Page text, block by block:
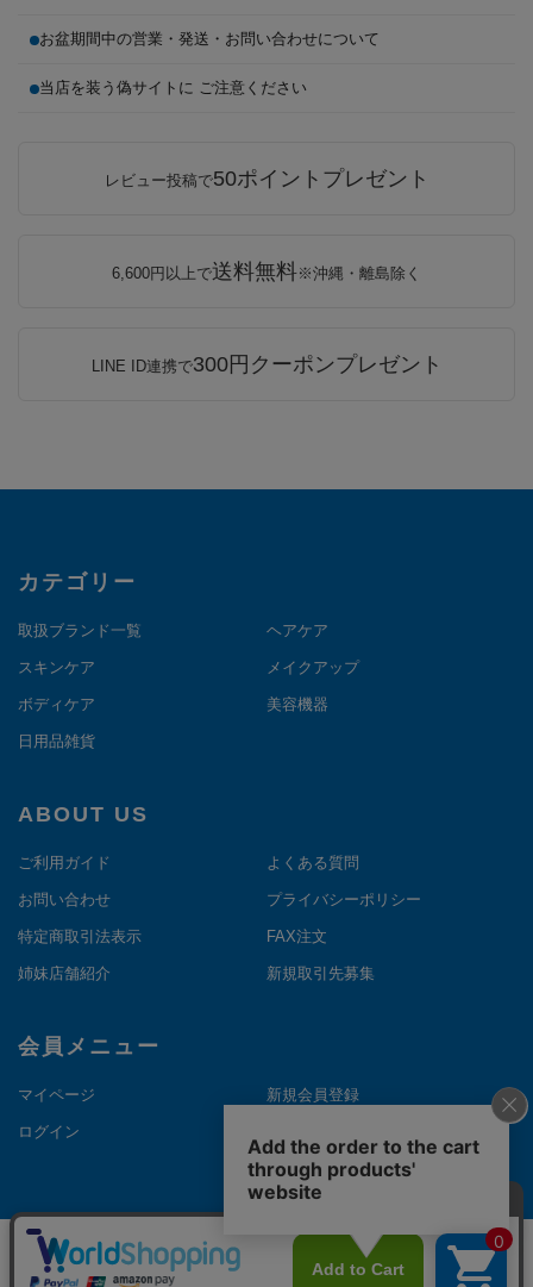
お盆期間中の営業・発送・お問い合わせについて
当店を装う偽サイトに ご注意ください
レビュー投稿で50ポイントプレゼント
6,600円以上で送料無料※沖縄・離島除く
LINE ID連携で300円クーポンプレゼント
カテゴリー
取扱ブランド一覧 ヘアケア
スキンケア メイクアップ
ボディケア 美容機器
日用品雑貨
ABOUT US
ご利用ガイド よくある質問
お問い合わせ プライバシーポリシー
特定商取引法表示 FAX注文
姉妹店舗紹介 新規取引先募集
会員メニュー
マイページ 新規会員登録
ログイン